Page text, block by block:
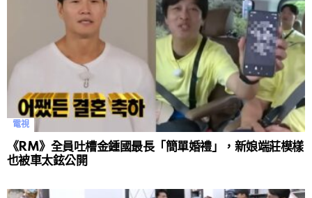
電視
《RM》全員吐槽金鍾國最長「簡單婚禮」，新娘端莊模樣
也被車太鉉公開